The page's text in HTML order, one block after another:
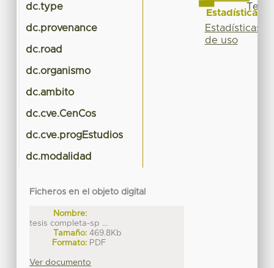
dc.type
dc.provenance
dc.road
dc.organismo
dc.ambito
dc.cve.CenCos
dc.cve.progEstudios
dc.modalidad
Ficheros en el objeto digital
Nombre:
tesis completa-sp ...
Tamaño: 469.8Kb
Formato: PDF
Ver documento
Estadísticas
Estadísticas
de uso